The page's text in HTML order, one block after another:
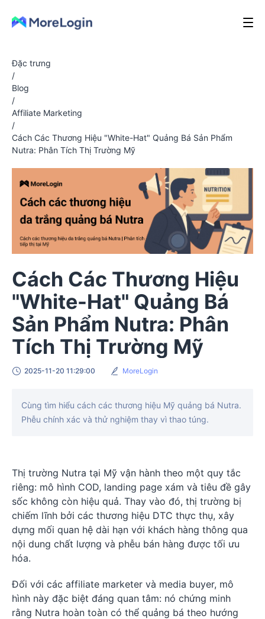
Đặc trưng
/
Blog
/
Affiliate Marketing
/
Cách Các Thương Hiệu "White-Hat" Quảng Bá Sản Phẩm
Nutra: Phân Tích Thị Trường Mỹ
Cách Các Thương Hiệu
"White-Hat" Quảng Bá
Sản Phẩm Nutra: Phân
Tích Thị Trường Mỹ
2025-11-20 11:29:00 MoreLogin
Cùng tìm hiểu cách các thương hiệu Mỹ quảng bá Nutra.
Phễu chính xác và thử nghiệm thay vì thao túng.
Thị trường Nutra tại Mỹ vận hành theo một quy tắc
riêng: mô hình COD, landing page xám và tiêu đề gây
sốc không còn hiệu quả. Thay vào đó, thị trường bị
chiếm lĩnh bởi các thương hiệu DTC thực thụ, xây
dựng mối quan hệ dài hạn với khách hàng thông qua
nội dung chất lượng và phễu bán hàng được tối ưu
hóa.
Đối với các affiliate marketer và media buyer, mô
hình này đặc biệt đáng quan tâm: nó chứng minh
rằng Nutra hoàn toàn có thể quảng bá theo hướng